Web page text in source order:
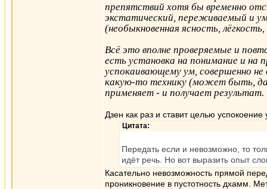
препятствий хотя бы временно
экстатический, переживаемый и
(необыкновенная ясность,
Всё это вполне проверяемые и
есть установка на понимание и на
успокаивающему ум, совершенно
какую-то технику (может быть,
применяет - и получает результат.
Дзен как раз и ставит целью
Цитата:
Передать если и невозможно, то
идёт речь. Но вот выразить опыт
Касательно невозможность прямой
проникновение в пустотность дхамм.